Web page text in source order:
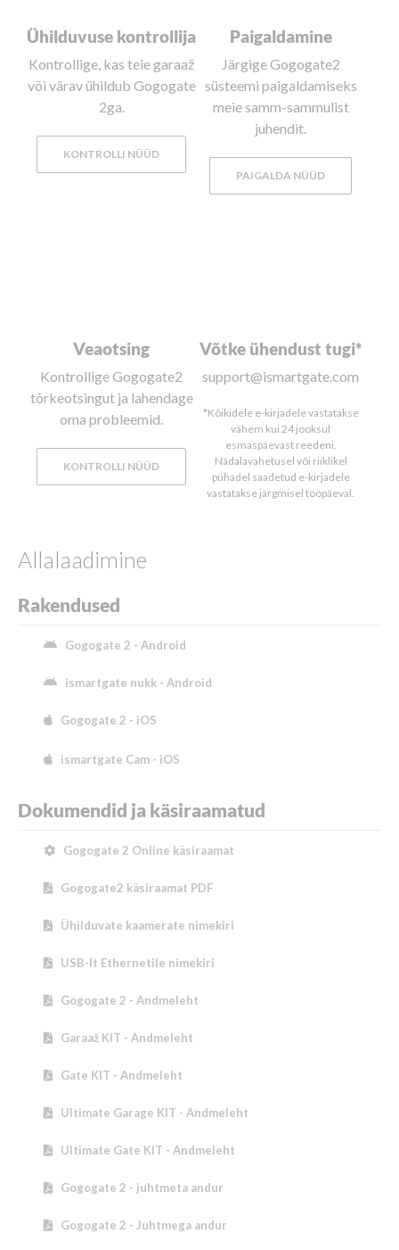
Ühilduvuse kontrollija
Kontrollige, kas teie garaaž
või värav ühildub Gogogate
2ga.
KONTROLLI NÜÜD
Paigaldamine
Järgige Gogogate2
süsteemi paigaldamiseks
meie samm-sammulist
juhendit.
PAIGALDA NÜÜD
Veaotsing
Kontrollige Gogogate2
tõrkeotsingut ja lahendage
oma probleemid.
KONTROLLI NÜÜD
Võtke ühendust tugi*
support@ismartgate.com
*Kõikidele e-kirjadele vastatakse
vähem kui 24 jooksul
esmaspäevast reedeni.
Nädalavahetusel või riiklikel
pühadel saadetud e-kirjadele
vastatakse järgmisel tööpäeval.
Allalaadimine
Rakendused
Gogogate 2 - Android
ismartgate nukk - Android
Gogogate 2 - iOS
ismartgate Cam - iOS
Dokumendid ja käsiraamatud
Gogogate 2 Online käsiraamat
Gogogate2 käsiraamat PDF
Ühilduvate kaamerate nimekiri
USB-lt Ethernetile nimekiri
Gogogate 2 - Andmeleht
Garaaž KIT - Andmeleht
Gate KIT - Andmeleht
Ultimate Garage KIT - Andmeleht
Ultimate Gate KIT - Andmeleht
Gogogate 2 - juhtmeta andur
Gogogate 2 - Juhtmega andur